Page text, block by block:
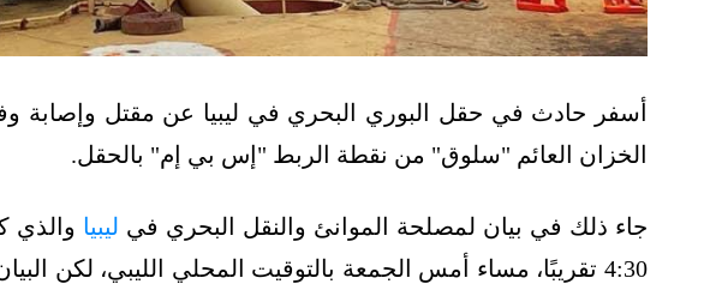
الخزان العائم "سلوق" من نقطة الربط "إس بي إم" بالحقل.
جاء ذلك في بيان لمصلحة الموانئ والنقل البحري في ليبيا والذي
4:30 تقريبًا، مساء أمس الجمعة بالتوقيت المحلي الليبي،